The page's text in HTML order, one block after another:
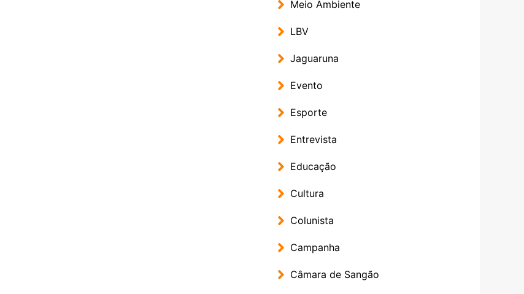
Meio Ambiente
LBV
Jaguaruna
Evento
Esporte
Entrevista
Educação
Cultura
Colunista
Campanha
Câmara de Sangão